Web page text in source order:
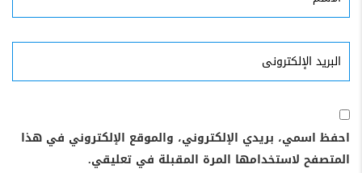
البريد
الإلكترونى
احفظ اسمي، بريدي الإلكتروني، والموقع الإلكتروني في هذا
المتصفح لاستخدامها المرة المقبلة في تعليقي.